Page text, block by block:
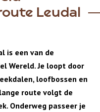
Leudal
is een van de
Wereld. Je loopt door
loofbossen en
route volgt de
Onderweg passeer je